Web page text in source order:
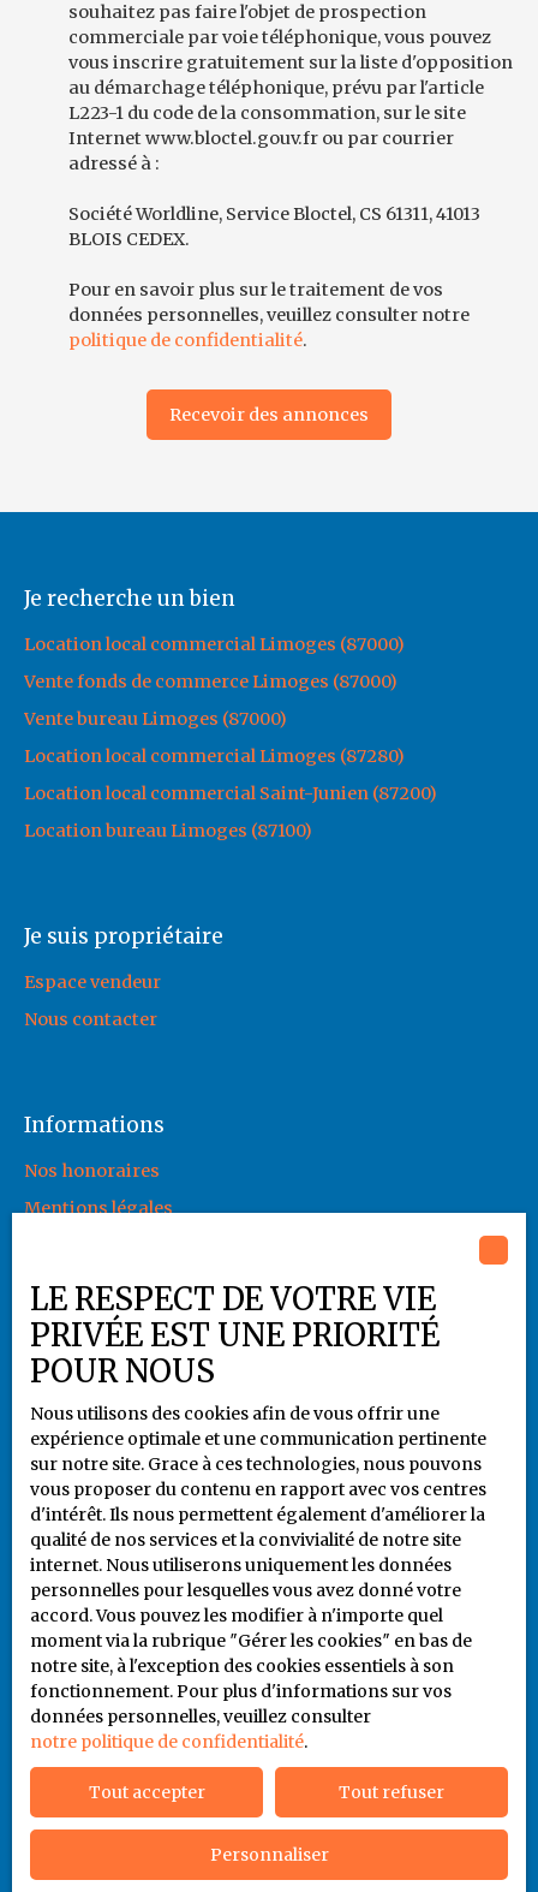
souhaitez pas faire l'objet de prospection
commerciale par voie téléphonique, vous pouvez
vous inscrire gratuitement sur la liste d'opposition
au démarchage téléphonique, prévu par l'article
L223-1 du code de la consommation, sur le site
Internet www.bloctel.gouv.fr ou par courrier
adressé à :
Société Worldline, Service Bloctel, CS 61311, 41013
BLOIS CEDEX.
Pour en savoir plus sur le traitement de vos
données personnelles, veuillez consulter notre
politique de confidentialité.
Recevoir des annonces
Je recherche un bien
Location local commercial Limoges (87000)
Vente fonds de commerce Limoges (87000)
Vente bureau Limoges (87000)
Location local commercial Limoges (87280)
Location local commercial Saint-Junien (87200)
Location bureau Limoges (87100)
Je suis propriétaire
Espace vendeur
Nous contacter
Informations
Nos honoraires
Mentions légales
Plan du site
Gérer les cookies
Propulsé par
+33 5 55 79 80 94
6 rue Jules Noriac
87000 LIMOGES
06 86 93 65 41
LE RESPECT DE VOTRE VIE
PRIVÉE EST UNE PRIORITÉ
POUR NOUS
Nous utilisons des cookies afin de vous offrir une
expérience optimale et une communication pertinente
sur notre site. Grace à ces technologies, nous pouvons
vous proposer du contenu en rapport avec vos centres
d'intérêt. Ils nous permettent également d'améliorer la
qualité de nos services et la convivialité de notre site
internet. Nous utiliserons uniquement les données
personnelles pour lesquelles vous avez donné votre
accord. Vous pouvez les modifier à n'importe quel
moment via la rubrique ″Gérer les cookies″ en bas de
notre site, à l'exception des cookies essentiels à son
fonctionnement. Pour plus d'informations sur vos
données personnelles, veuillez consulter
notre politique de confidentialité.
Tout accepter Tout refuser
Personnaliser